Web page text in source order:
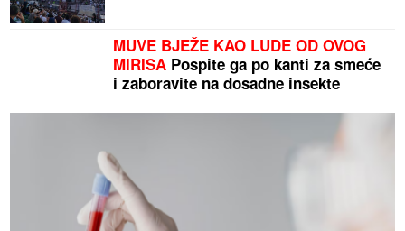
MUVE BJEŽE KAO LUDE OD OVOG
MIRISA Pospite ga po kanti za smeće
i zaboravite na dosadne insekte